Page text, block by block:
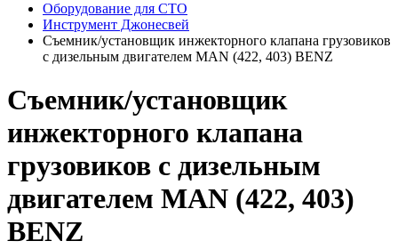
Оборудование для СТО
Инструмент Джонесвей
Съемник/установщик инжекторного клапана грузовиков
с дизельным двигателем MAN (422, 403) BENZ
Съемник/установщик
инжекторного клапана
грузовиков с дизельным
двигателем MAN (422, 403)
BENZ